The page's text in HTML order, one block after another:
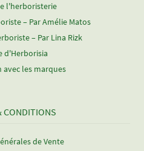
l'herboristerie
– Par Amélie Matos
– Par Lina Rizk
d'Herborisia
les marques
CONDITIONS
de Vente